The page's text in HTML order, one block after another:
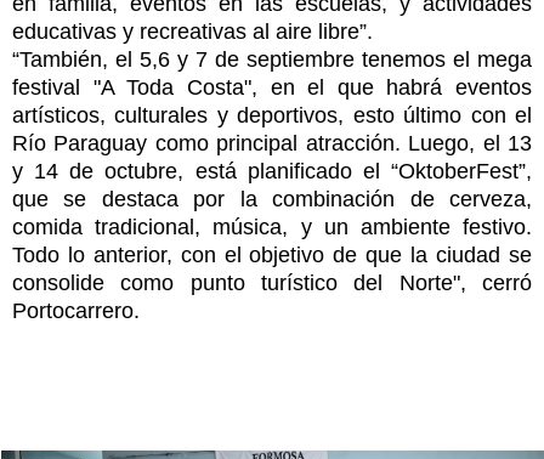
educativas y recreativas al aire libre”.
“También, el 5,6 y 7 de septiembre tenemos el mega
festival "A Toda Costa", en el que habrá eventos
artísticos, culturales y deportivos, esto último con el
Río Paraguay como principal atracción. Luego, el 13
y 14 de octubre, está planificado el “OktoberFest”,
que se destaca por la combinación de cerveza,
comida tradicional, música, y un ambiente festivo.
Todo lo anterior, con el objetivo de que la ciudad se
consolide como punto turístico del Norte", cerró
Portocarrero.